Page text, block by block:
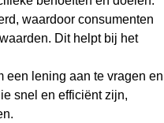
waardoor consumenten
Dit helpt bij het
een lening aan te vragen en
snel en efficiënt zijn,